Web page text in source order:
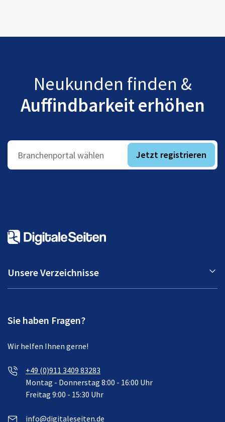
Neukunden finden &
Auffindbarkeit erhöhen
Branchenportal wählen Jetzt registrieren
Unsere Verzeichnisse
Sie haben Fragen?
Wir helfen Ihnen gerne!
+49 (0)911 3409 83283
Montag - Donnerstag 8:00 - 16:00 Uhr
Freitag 9:00 - 15:30 Uhr
info@digitaleseiten.de